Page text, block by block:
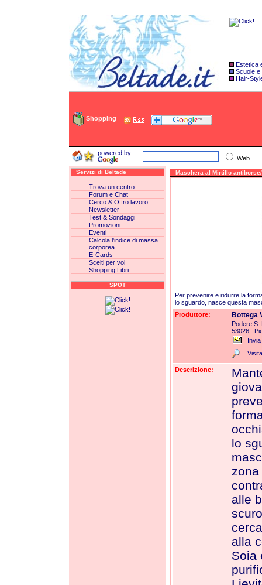
Estetica
Scuole e
Hair-
Shopping
powered by
Web
Servizi di Beltade
Trova un centro
Forum e Chat
Cerco & Offro lavoro
Newsletter
Test & Sondaggi
Promozioni
Eventi
Calcola l'indice di massa
corporea
E-Cards
Scelti per voi
Shopping Libri
SPOT
Maschera al Mirtillo
Per prevenire e ridurre la
lo sguardo, nasce questa
Produttore:
Bottega
Podere S.
53026
Descrizione:
lo
alle
alla
Soia